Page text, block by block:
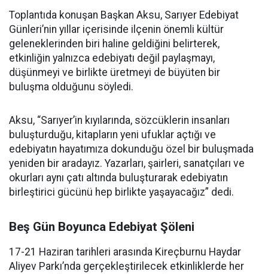
Toplantıda konuşan Başkan Aksu, Sarıyer Edebiyat
Günleri’nin yıllar içerisinde ilçenin önemli kültür
geleneklerinden biri haline geldiğini belirterek,
etkinliğin yalnızca edebiyatı değil paylaşmayı,
düşünmeyi ve birlikte üretmeyi de büyüten bir
buluşma olduğunu söyledi.
Aksu, “Sarıyer’in kıyılarında, sözcüklerin insanları
buluşturduğu, kitapların yeni ufuklar açtığı ve
edebiyatın hayatımıza dokunduğu özel bir buluşmada
yeniden bir aradayız. Yazarları, şairleri, sanatçıları ve
okurları aynı çatı altında buluşturarak edebiyatın
birleştirici gücünü hep birlikte yaşayacağız” dedi.
Beş Gün Boyunca Edebiyat Şöleni
17-21 Haziran tarihleri arasında Kireçburnu Haydar
Aliyev Parkı’nda gerçekleştirilecek etkinliklerde her